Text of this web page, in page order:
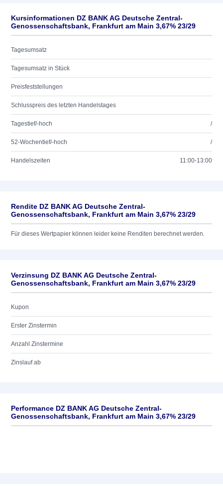
Kursinformationen DZ BANK AG Deutsche Zentral-
Genossenschaftsbank, Frankfurt am Main 3,67% 23/29
Tagesumsatz
Tagesumsatz in Stück
Preisfeststellungen
Schlusspreis des letzten Handelstages
Tagestief/-hoch /
52-Wochentief/-hoch /
Handelszeiten 11:00-13:00
Rendite DZ BANK AG Deutsche Zentral-
Genossenschaftsbank, Frankfurt am Main 3,67% 23/29
Für dieses Wertpapier können leider keine Renditen berechnet werden.
Verzinsung DZ BANK AG Deutsche Zentral-
Genossenschaftsbank, Frankfurt am Main 3,67% 23/29
Kupon
Erster Zinstermin
Anzahl Zinstermine
Zinslauf ab
Performance DZ BANK AG Deutsche Zentral-
Genossenschaftsbank, Frankfurt am Main 3,67% 23/29